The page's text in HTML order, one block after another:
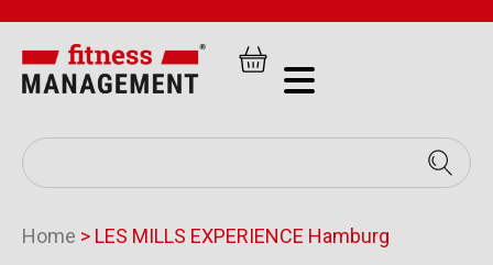
Home > LES MILLS EXPERIENCE Hamburg